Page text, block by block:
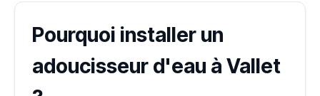
Pourquoi installer un
adoucisseur d'eau à Vallet